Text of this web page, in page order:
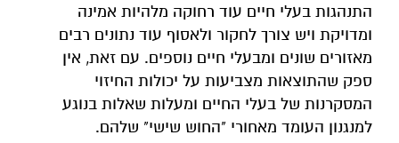
התנהגות בעלי חיים עוד רחוקה מלהיות אמינה
ומדויקת ויש צורך לחקור ולאסוף עוד נתונים רבים
מאזורים שונים ומבעלי חיים נוספים. עם זאת, אין
ספק שהתוצאות מצביעות על יכולות החיזוי
המסקרנות של בעלי החיים ומעלות שאלות בנוגע
למנגנון העומד מאחורי "החוש שישי" שלהם.